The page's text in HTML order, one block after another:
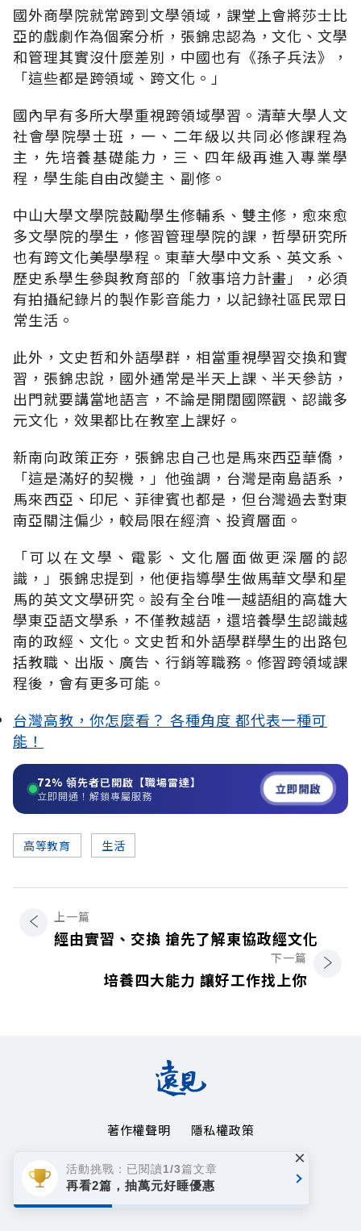
國外商學院就常跨到文學領域，課堂上會將莎士比
亞的戲劇作為個案分析，張錦忠認為，文化、文學
和管理其實沒什麼差別，中國也有《孫子兵法》，
「這些都是跨領域、跨文化。」
國內早有多所大學重視跨領域學習。清華大學人文
社會學院學士班，一、二年級以共同必修課程為
主，先培養基礎能力，三、四年級再進入專業學
程，學生能自由改變主、副修。
中山大學文學院鼓勵學生修輔系、雙主修，愈來愈
多文學院的學生，修習管理學院的課，哲學研究所
也有跨文化美學學程。東華大學中文系、英文系、
歷史系學生參與教育部的「敘事培力計畫」，必須
有拍攝紀錄片的製作影音能力，以記錄社區民眾日
常生活。
此外，文史哲和外語學群，相當重視學習交換和實
習，張錦忠說，國外通常是半天上課、半天參訪，
出門就要講當地語言，不論是開闊國際觀、認識多
元文化，效果都比在教室上課好。
新南向政策正夯，張錦忠自己也是馬來西亞華僑，
「這是滿好的契機，」他強調，台灣是南島語系，
馬來西亞、印尼、菲律賓也都是，但台灣過去對東
南亞關注偏少，較局限在經濟、投資層面。
「可以在文學、電影、文化層面做更深層的認
識，」張錦忠提到，他便指導學生做馬華文學和星
馬的英文文學研究。設有全台唯一越語組的高雄大
學東亞語文學系，不僅教越語，還培養學生認識越
南的政經、文化。文史哲和外語學群學生的出路包
括教職、出版、廣告、行銷等職務。修習跨領域課
程後，會有更多可能。
台灣高教，你怎麼看？ 各種角度 都代表一種可
能！
72% 領先者已開啟【職場雷達】
立即開通！解鎖專屬服務 立即開啟
高等教育 生活
上一篇
經由實習、交換 搶先了解東協政經文化
下一篇
培養四大能力 讓好工作找上你
著作權聲明
隱私權政策
Copyright© 1999~2026
遠見天下文化事業群. All rights reserved.
活動挑戰：已閱讀1/3篇文章
再看2篇，抽萬元好睡優惠
×